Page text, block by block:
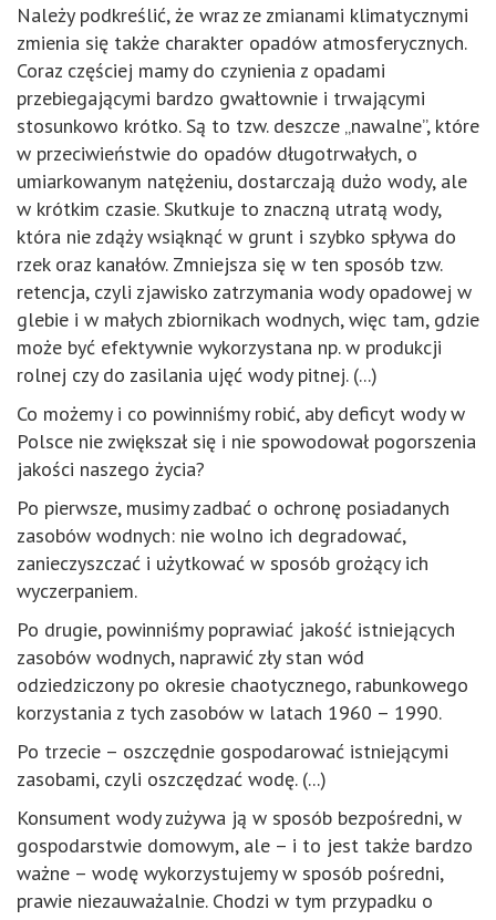
Należy podkreślić, że wraz ze zmianami klimatycznymi
zmienia się także charakter opadów atmosferycznych.
Coraz częściej mamy do czynienia z opadami
przebiegającymi bardzo gwałtownie i trwającymi
stosunkowo krótko. Są to tzw. deszcze „nawalne”, które
w przeciwieństwie do opadów długotrwałych, o
umiarkowanym natężeniu, dostarczają dużo wody, ale
w krótkim czasie. Skutkuje to znaczną utratą wody,
która nie zdąży wsiąknąć w grunt i szybko spływa do
rzek oraz kanałów. Zmniejsza się w ten sposób tzw.
retencja, czyli zjawisko zatrzymania wody opadowej w
glebie i w małych zbiornikach wodnych, więc tam, gdzie
może być efektywnie wykorzystana np. w produkcji
rolnej czy do zasilania ujęć wody pitnej. (...)
Co możemy i co powinniśmy robić, aby deficyt wody w
Polsce nie zwiększał się i nie spowodował pogorszenia
jakości naszego życia?
Po pierwsze, musimy zadbać o ochronę posiadanych
zasobów wodnych: nie wolno ich degradować,
zanieczyszczać i użytkować w sposób grożący ich
wyczerpaniem.
Po drugie, powinniśmy poprawiać jakość istniejących
zasobów wodnych, naprawić zły stan wód
odziedziczony po okresie chaotycznego, rabunkowego
korzystania z tych zasobów w latach 1960 – 1990.
Po trzecie – oszczędnie gospodarować istniejącymi
zasobami, czyli oszczędzać wodę. (...)
Konsument wody zużywa ją w sposób bezpośredni, w
gospodarstwie domowym, ale – i to jest także bardzo
ważne – wodę wykorzystujemy w sposób pośredni,
prawie niezauważalnie. Chodzi w tym przypadku o